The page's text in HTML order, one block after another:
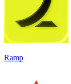
Ramp